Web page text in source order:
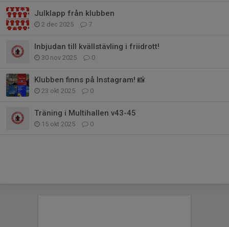
Julklapp från klubben
2 dec 2025 7
Inbjudan till kvällstävling i friidrott!
30 nov 2025 0
Klubben finns på Instagram! 📸
23 okt 2025 0
Träning i Multihallen v43-45
15 okt 2025 0